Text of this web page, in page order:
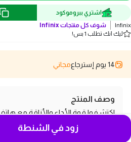
اشتري ببروموكود
Infinix شوف كل منتجات Infinix
ليك انك تطلب 1 بس!
14 يوم إسترجاع مجاني
وصف المنتج
زود في الشنطة